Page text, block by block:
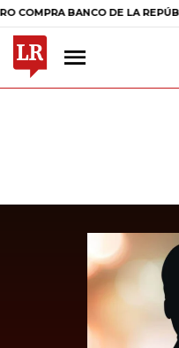
BANCO DE LA REPÚBLICA